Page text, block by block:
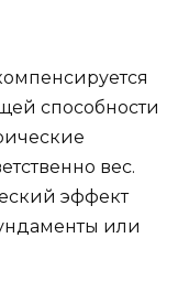
способности
вес.
эффект
или